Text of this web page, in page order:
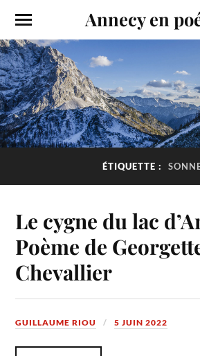
Annecy en
ÉTIQUETTE :
Le cygne du lac
Poème de
Chevallier
GUILLAUME RIOU 5 JUIN 2022